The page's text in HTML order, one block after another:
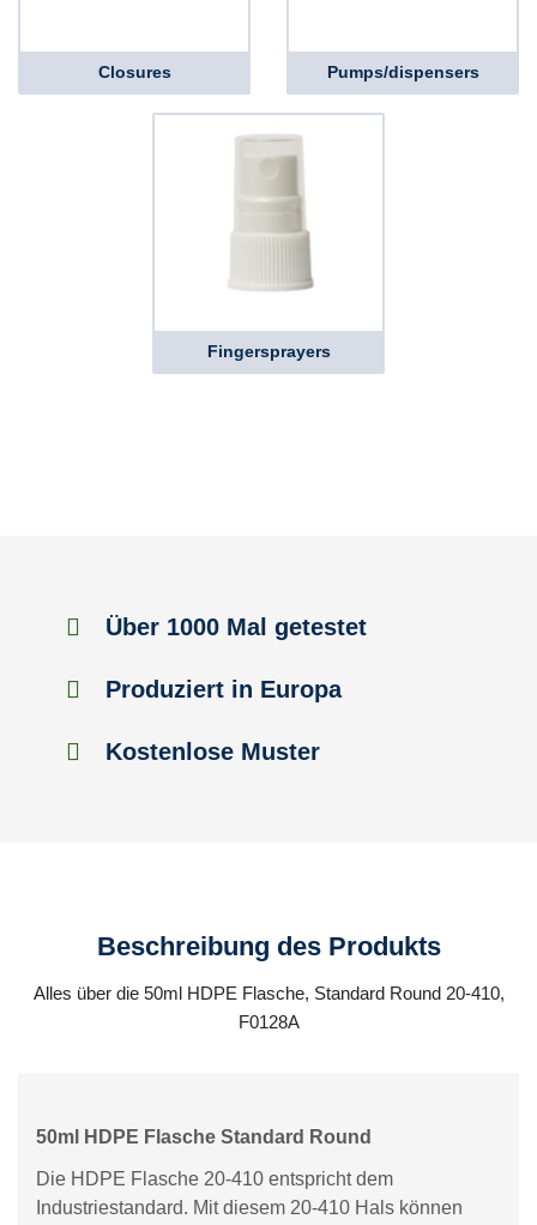
Closures Pumps/dispensers
Fingersprayers
Über 1000 Mal getestet
Produziert in Europa
Kostenlose Muster
Beschreibung des Produkts
Alles über die 50ml HDPE Flasche, Standard Round 20-410,
F0128A
50ml HDPE Flasche Standard Round
Die HDPE Flasche 20-410 entspricht dem
Industriestandard. Mit diesem 20-410 Hals können